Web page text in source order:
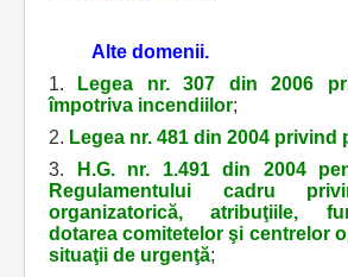
Alte domenii.
1.
Legea nr. 307 din 2006
împotriva incendiilor;
2. Legea nr. 481 din 2004 privind
3.
H.G. nr. 1.491 din 2004
Regulamentului cadru
organizatorică, atribuţiile,
dotarea comitetelor şi centrelor
situaţii de urgenţă;